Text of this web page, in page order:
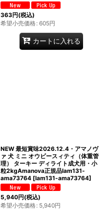
363円(税込)
希望小売価格: 605円
カートに入れる
NEW 最短賞味2026.12.4・アマノヴ
ァ 犬 ミニ オウビースィティ（体重管
理） ターキー ディライト成犬用・小
粒2kgAmanova正規品lam131-
ama73764 [lam131-ama73764]
5,940円(税込)
希望小売価格: 5,940円